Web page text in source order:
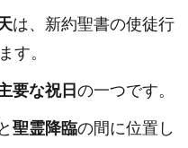
は、新約聖書の使徒行
す。
要な祝日の一つです。
聖霊降臨の間に位置し